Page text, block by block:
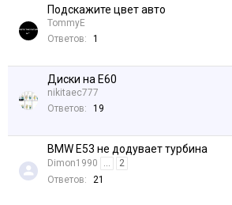
Подскажите цвет авто
TommyE
Ответов:
1
Диски на Е60
nikitaec777
Ответов:
19
BMW E53 не додувает турбина
Dimon1990 ...
2
Ответов:
21